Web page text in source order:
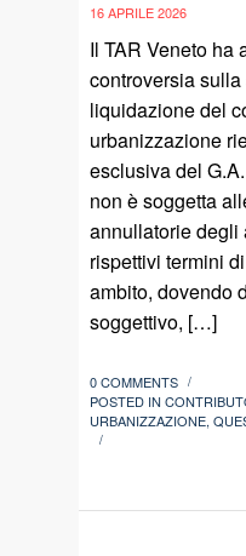
16 APRILE 2026
Il TAR Veneto ha
controversia
liquidazione del
urbanizzazione
esclusiva del
non è soggetta
annullatorie degli
rispettivi termini
ambito, dovendo
soggettivo, […]
0 COMMENTS /
POSTED IN
URBANIZZAZIONE,
/